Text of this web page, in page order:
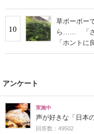
10
草ボーボー
ら…… 「さ
「ホントに
アンケート
実施中
声が好きな「日本
回答数：49502